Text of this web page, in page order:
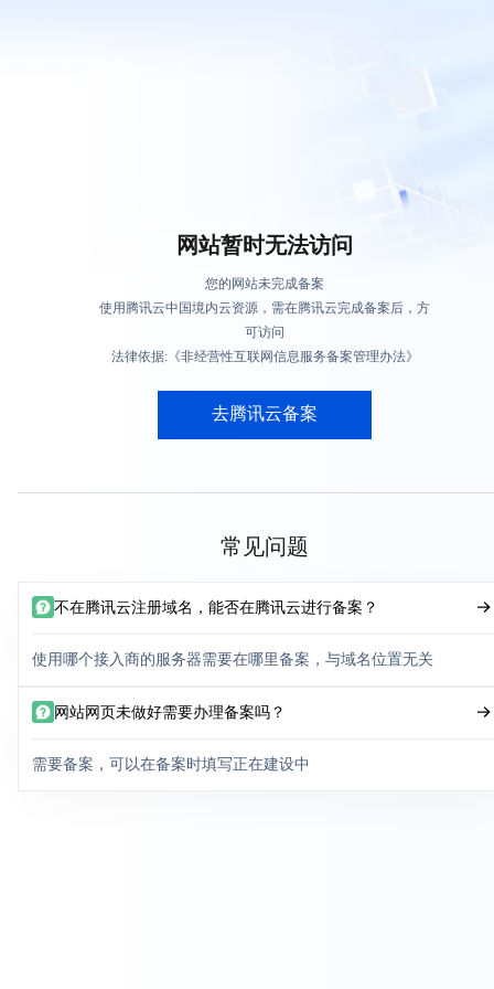
网站暂时无法访问
您的网站未完成备案
使用腾讯云中国境内云资源，需在腾讯云完成备案后，方
可访问
法律依据:《非经营性互联网信息服务备案管理办法》
去腾讯云备案
常见问题
不在腾讯云注册域名，能否在腾讯云进行备案？
使用哪个接入商的服务器需要在哪里备案，与域名位置无关
网站网页未做好需要办理备案吗？
需要备案，可以在备案时填写正在建设中